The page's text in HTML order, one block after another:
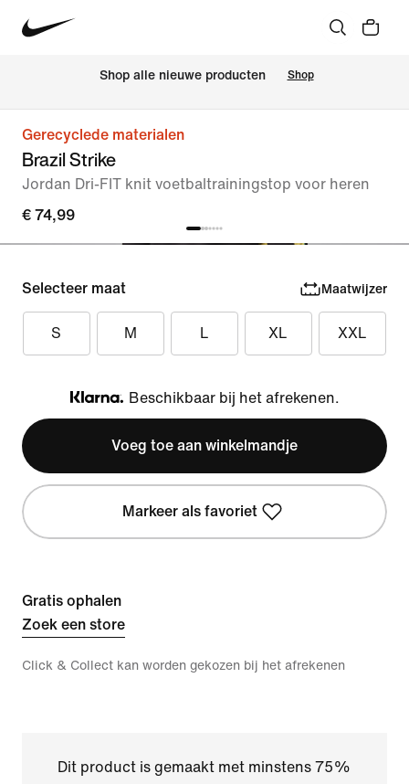
Shop alle nieuwe producten Shop
Gerecyclede materialen
Brazil Strike
Jordan Dri-FIT knit voetbaltrainingstop voor heren
€ 74,99
Selecteer maat Maatwijzer
S M L XL XXL
Klarna
Beschikbaar bij het afrekenen.
Voeg toe aan winkelmandje
Markeer als favoriet
Gratis ophalen
Zoek een store
Click & Collect kan worden gekozen bij het afrekenen
Dit product is gemaakt met minstens 75%